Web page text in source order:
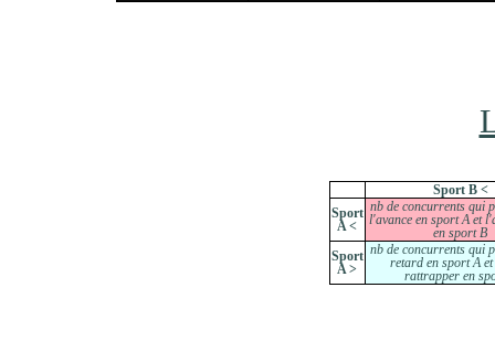
Sport B <
Sport
A <
nb de concurrents qui
l'avance en sport A et
en sport B
Sport
A >
nb de concurrents qui
retard en sport A et
rattrapper en